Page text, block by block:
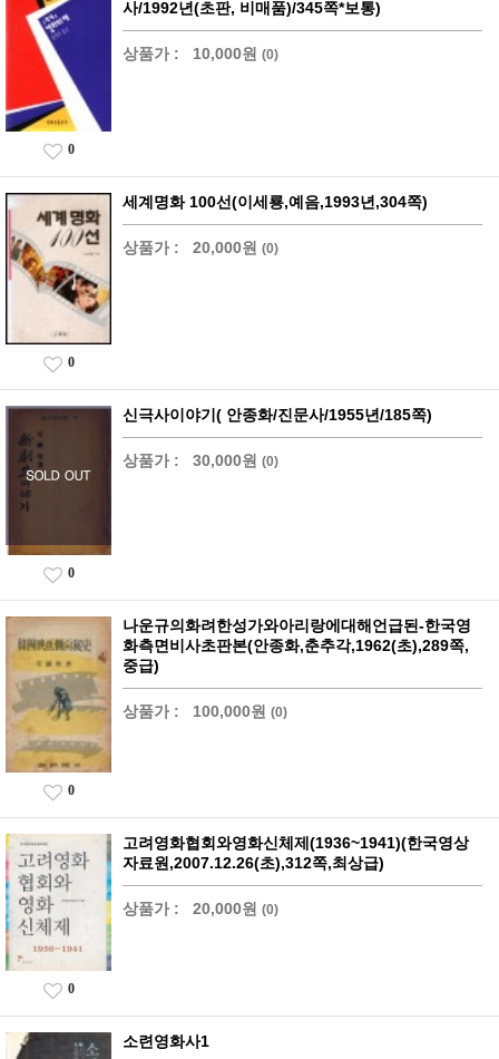
사/1992년(초판, 비매품)/345쪽*보통)
상품가 : 10,000원 (0)
0
세계명화 100선(이세룡,예음,1993년,304쪽)
상품가 : 20,000원 (0)
0
신극사이야기( 안종화/진문사/1955년/185쪽)
상품가 : 30,000원 (0)
0
나운규의화려한성가와아리랑에대해언급된-한국영
화측면비사초판본(안종화,춘추각,1962(초),289쪽,
중급)
상품가 : 100,000원 (0)
0
고려영화협회와영화신체제(1936~1941)(한국영상
자료원,2007.12.26(초),312쪽,최상급)
상품가 : 20,000원 (0)
0
소련영화사1